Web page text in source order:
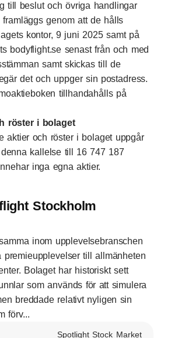
till beslut och övriga handlingar
framläggs genom att de hålls
kontor, 9 juni 2025 samt på
bodyflight.se senast från och med
samt skickas till de
det och uppger sin postadress.
tillhandahålls på
röster i bolaget
aktier och röster i bolaget uppgår
kallelse till 16 747 187
inga egna aktier.
Stockholm
inom upplevelsebranschen
premieupplevelser till allmänheten
Bolaget har historiskt sett
som används för att simulera
breddade relativt nyligen sin
förv...
Spotlight Stock Market